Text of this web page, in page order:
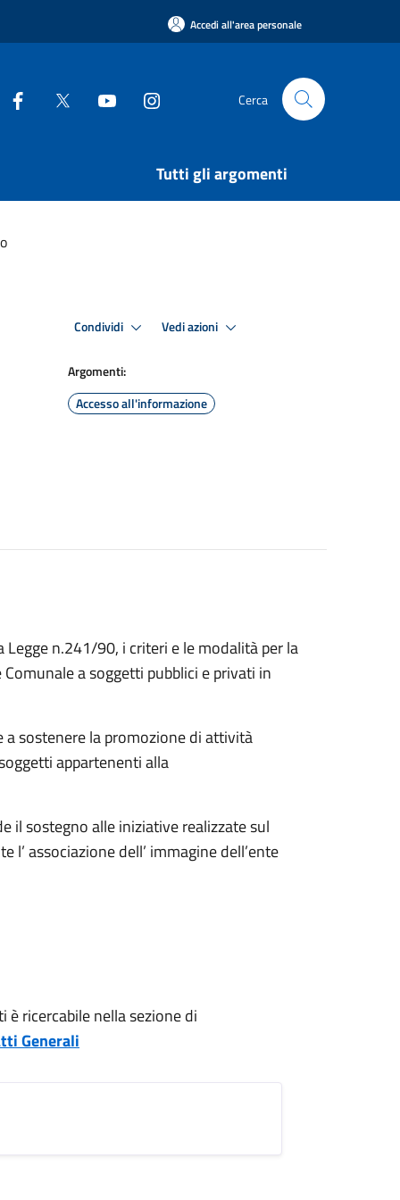
Accedi all'area personale
Cerca
Tutti gli argomenti
Condividi Vedi azioni
Argomenti:
Accesso all'informazione
n.241/90, i criteri e le modalità per la
a soggetti pubblici e privati in
sostenere la promozione di attività
appartenenti alla
il sostegno alle iniziative realizzate sul
associazione dell’ immagine dell’ente
ricercabile nella sezione di
Generali